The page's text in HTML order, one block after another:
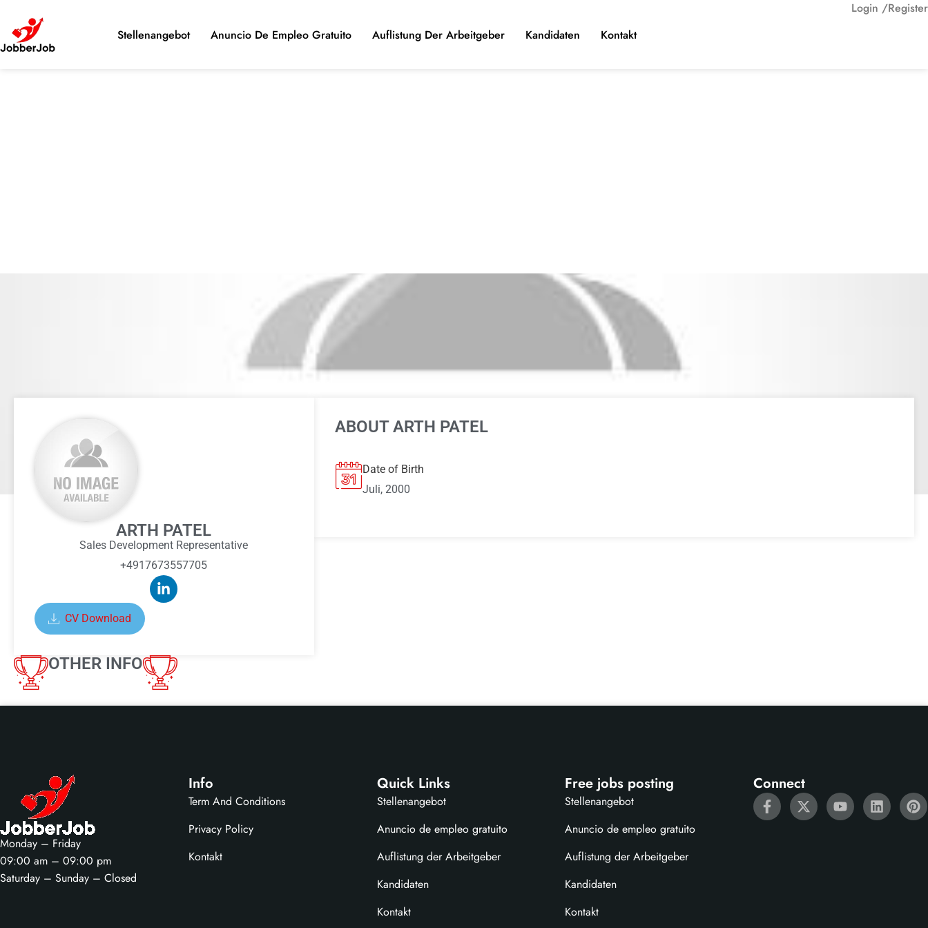
Stellenangebot Anuncio De Empleo Gratuito Auflistung Der Arbeitgeber Kandidaten Kontakt
Login /Register
ARTH PATEL
Sales Development Representative
+4917673557705
CV Download
OTHER INFO
ABOUT ARTH PATEL
Date of Birth
Juli, 2000
Monday – Friday
09:00 am – 09:00 pm
Saturday – Sunday – Closed
Info
Term And Conditions
Privacy Policy
Kontakt
Quick Links
Stellenangebot
Anuncio de empleo gratuito
Auflistung der Arbeitgeber
Kandidaten
Kontakt
Free jobs posting
Stellenangebot
Anuncio de empleo gratuito
Auflistung der Arbeitgeber
Kandidaten
Kontakt
Connect